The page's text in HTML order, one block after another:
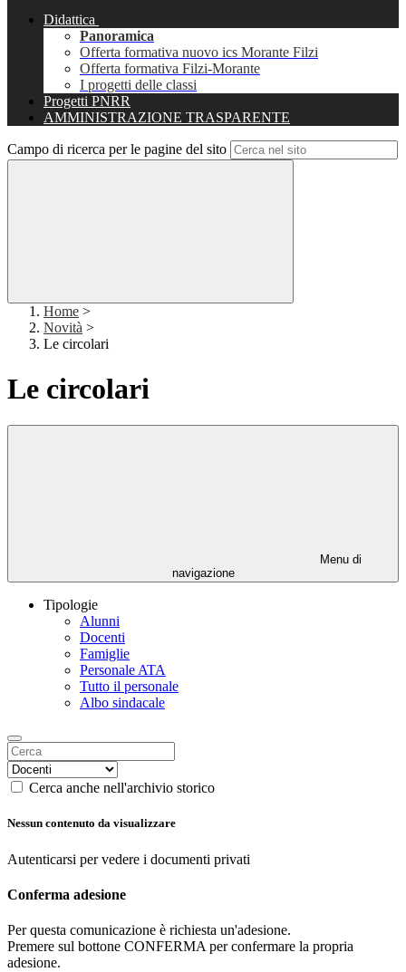
Didattica
Panoramica
Offerta formativa nuovo ics Morante Filzi
Offerta formativa Filzi-Morante
I progetti delle classi
Progetti PNRR
AMMINISTRAZIONE TRASPARENTE
Campo di ricerca per le pagine del sito
Home >
Novità >
Le circolari
Le circolari
Menu di
navigazione
Tipologie
Alunni
Docenti
Famiglie
Personale ATA
Tutto il personale
Albo sindacale
Cerca anche nell'archivio storico
Nessun contenuto da visualizzare
Autenticarsi per vedere i documenti privati
Conferma adesione
Per questa comunicazione è richiesta un'adesione.
Premere sul bottone CONFERMA per confermare la propria
adesione.